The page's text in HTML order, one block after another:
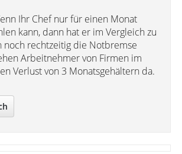
Ihr Chef nur für einen Monat
kann, dann hat er im Vergleich zu
noch rechtzeitig die Notbremse
Arbeitnehmer von Firmen im
Verlust von 3 Monatsgehältern da.